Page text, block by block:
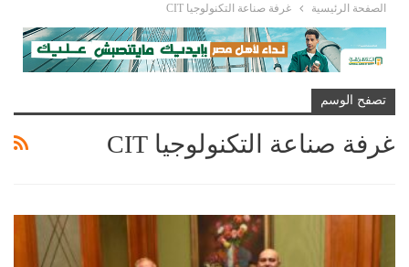
الصفحة الرئيسية غرفة صناعة التكنولوجيا CIT
تصفح الوسم
غرفة صناعة التكنولوجيا CIT